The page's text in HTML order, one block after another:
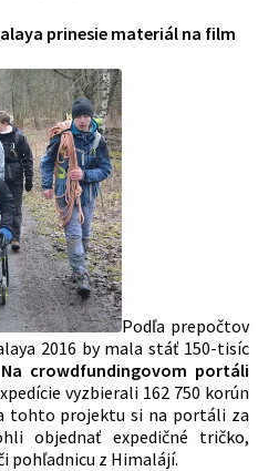
prinesie materiál na film
Podľa prepočtov
2016 by mala stáť 150-tisíc
Na crowdfundingovom portáli
vyzbierali 162 750 korún
tohto projektu si na portáli za
objednať expedičné tričko,
pohľadnicu z Himalájí.